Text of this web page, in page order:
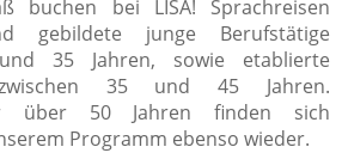
buchen bei LISA! Sprachreisen
gebildete junge Berufstätige
35 Jahren, sowie etablierte
35 und 45 Jahren.
über 50 Jahren finden sich
Programm ebenso wieder.